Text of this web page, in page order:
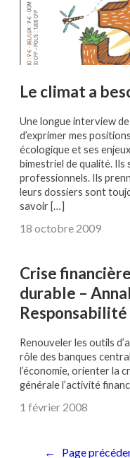
Le climat a
Une longue interview de
d’exprimer mes
écologique et ses
bimestriel de qualité. Ils
professionnels. Ils
leurs dossiers sont
savoir […]
18 octobre 2009
Crise
durable –
Renouveler les outils
rôle des banques
l’économie, orienter la
générale l’activité
1 février 2008
← Page